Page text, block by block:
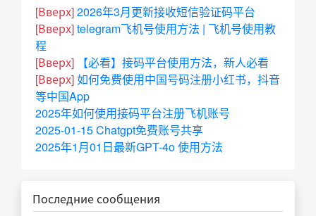
[Вверх]2026年3月更新接收短信验证码平台
[Вверх]telegram飞机号使用方法 | 飞机号使用教
程
[Вверх]
【必看】接码平台使用方法，新人必看
[Вверх]如何免费使用中国号码注册小红书，抖音
等中国App
2025年如何使用接码平台注册飞机账号
2025-01-15 Chatgpt免费账号共享
2025年1月01日最新GPT-4o 使用方法
Последние сообщения